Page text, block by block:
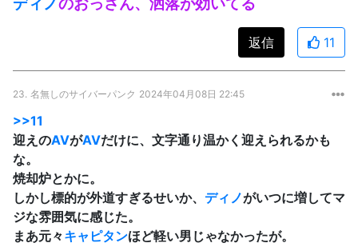
返信 11
23. 名無しのサイバーパンク 2024年04月08日 22:45
>>11
迎えのAVがAVだけに、文字通り温かく迎えられるかも
な。
焼却炉とかに。
しかし標的が外道すぎるせいか、 ディノがいつに増してマ
ジな雰囲気に感じた。
まあ元々キャピタンほど軽い男じゃなかったが。